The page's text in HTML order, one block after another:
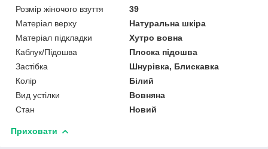
Розмір жіночого взуття
39
Матеріал верху
Натуральна шкіра
Матеріал підкладки
Хутро вовна
Каблук/Підошва
Плоска підошва
Застібка
Шнурівка, Блискавка
Колір
Білий
Вид устілки
Вовняна
Стан
Новий
Приховати